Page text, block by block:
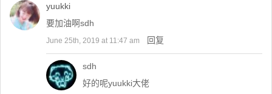
yuukki
要加油啊sdh
June 25th, 2019 at 11:47 am 回复
sdh
好的呢yuukki大佬